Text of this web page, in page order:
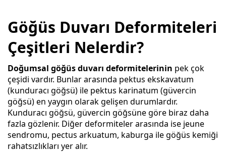
Göğüs Duvarı Deformiteleri
Çeşitleri Nelerdir?
Doğumsal göğüs duvarı deformitelerinin pek çok
çeşidi vardır. Bunlar arasında pektus ekskavatum
(kunduracı göğsü) ile pektus karinatum (güvercin
göğsü) en yaygın olarak gelişen durumlardır.
Kunduracı göğsü, güvercin göğsüne göre biraz daha
fazla gözlenir. Diğer deformiteler arasında ise jeune
sendromu, pectus arkuatum, kaburga ile göğüs kemiği
rahatsızlıkları yer alır.